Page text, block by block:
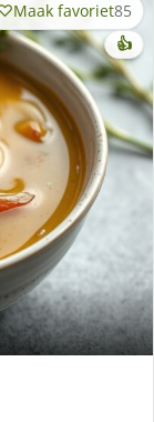
Maak favoriet85
👍